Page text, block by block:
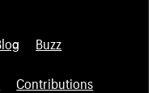
Buzz
Contributions